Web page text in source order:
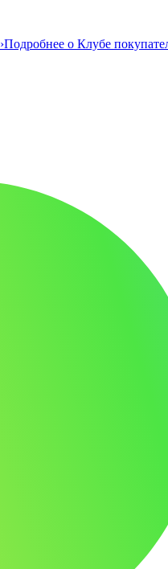
›Подробнее о Клубе